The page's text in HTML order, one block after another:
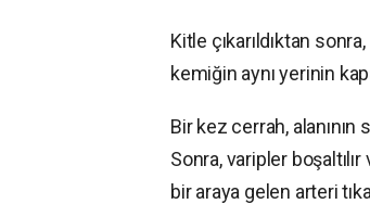
Kitle çıkarıldıktan
kemiğin aynı yerinin
Bir kez cerrah,
Sonra, varipler
bir araya gelen arteri